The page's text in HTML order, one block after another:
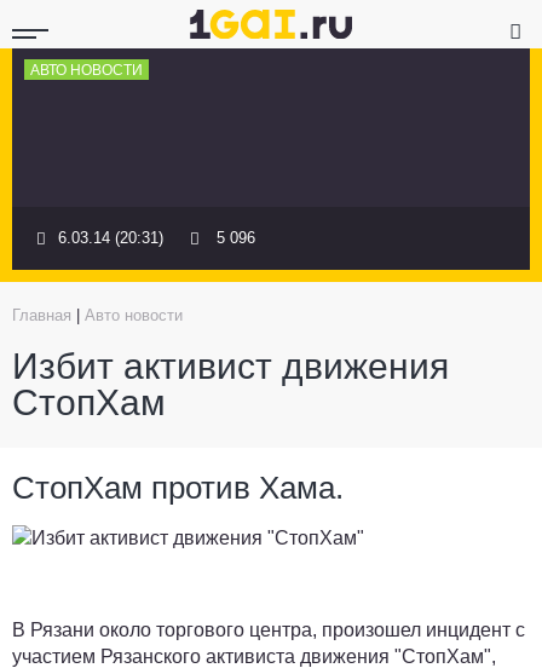
АВТО НОВОСТИ
6.03.14 (20:31) 5 096
Главная Авто новости
Избит активист движения
СтопХам
СтопХам против Хама.
В Рязани около торгового центра, произошел инцидент с
участием Рязанского активиста движения "СтопХам",